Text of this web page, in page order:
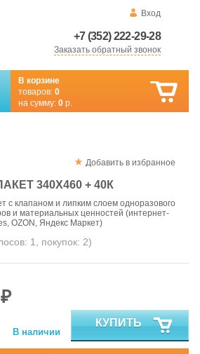
Вход
+7 (352) 222-29-28
Заказать обратный звонок
В корзине
товаров: 0
на сумму: 0 р.
Добавить в избранное
340Х460 + 40К
с клапаном и липким слоем одноразового
и материальных ценностей (интернет-
OZON, Яндекс Маркет)
1, покупок: 2)
В наличии
КУПИТЬ